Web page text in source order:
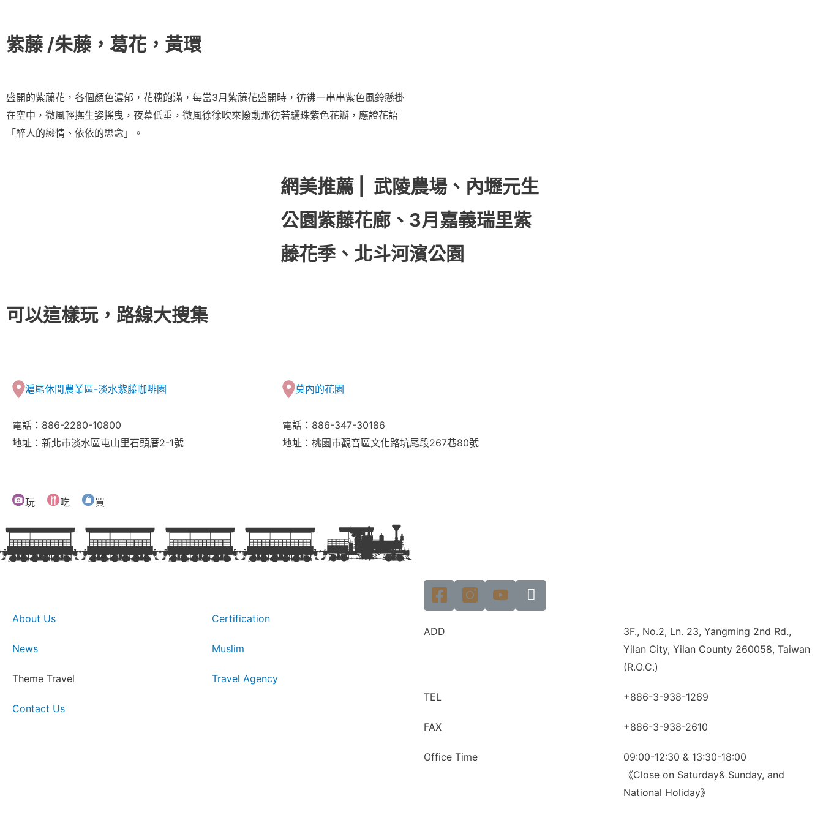
紫藤 /朱藤，葛花，黃環
盛開的紫藤花，各個顏色濃郁，花穗飽滿，每當3月紫藤花盛開時，彷彿一串串紫色風鈴懸掛
在空中，微風輕撫生姿搖曳，夜幕低垂，微風徐徐吹來撥動那彷若驪珠紫色花瓣，應證花語
「醉人的戀情、依依的思念」。
網美推薦 |
武陵農場、內壢元生
公園紫藤花廊、3月嘉義瑞里紫
藤花季、北斗河濱公園
可以這樣玩，路線大搜集
滬尾休閒農業區-淡水紫藤咖啡園
電話：886-2280-10800
地址：新北市淡水區屯山里石頭厝2-1號
莫內的花園
電話：886-347-30186
地址：桃園市觀音區文化路坑尾段267巷80號
玩 吃 買
About Us
News
Theme Travel
Contact Us
Certification
Muslim
Travel Agency
ADD
3F., No.2, Ln. 23, Yangming 2nd Rd.,
Yilan City, Yilan County 260058, Taiwan
(R.O.C.)
TEL +886-3-938-1269
FAX +886-3-938-2610
Office Time
09:00-12:30 & 13:30-18:00
《Close on Saturday& Sunday, and
National Holiday》